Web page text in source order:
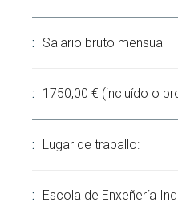
Salario bruto mensual
1750,00 € (incluído o
Lugar de traballo:
Escola de Enxeñería